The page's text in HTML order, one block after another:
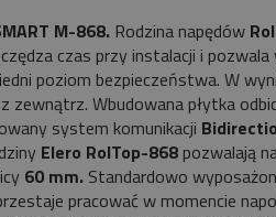
M-868. Rodzina napędów
czas przy instalacji i pozwala
poziom bezpieczeństwa. W
Wbudowana płytka
system komunikacji
Elero RolTop-868 pozwalają
60 mm. Standardowo
pracować w momencie